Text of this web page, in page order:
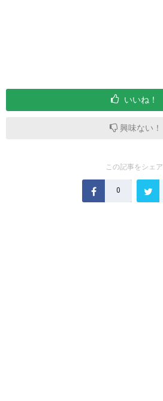
いいね！
興味ない！
この記事をシェア
0